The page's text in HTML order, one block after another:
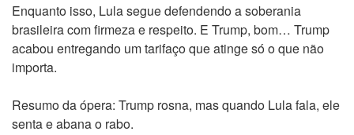
Enquanto isso, Lula segue defendendo a soberania
brasileira com firmeza e respeito. E Trump, bom… Trump
acabou entregando um tarifaço que atinge só o que não
importa.
Resumo da ópera: Trump rosna, mas quando Lula fala, ele
senta e abana o rabo.